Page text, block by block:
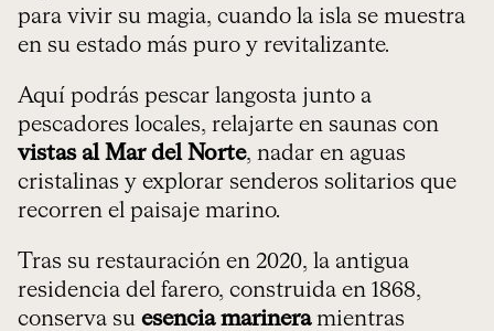
para vivir su magia, cuando la isla se muestra
en su estado más puro y revitalizante.
Aquí podrás pescar langosta junto a
pescadores locales, relajarte en saunas con
vistas al Mar del Norte, nadar en aguas
cristalinas y explorar senderos solitarios que
recorren el paisaje marino.
Tras su restauración en 2020, la antigua
residencia del farero, construida en 1868,
conserva su esencia marineramientras